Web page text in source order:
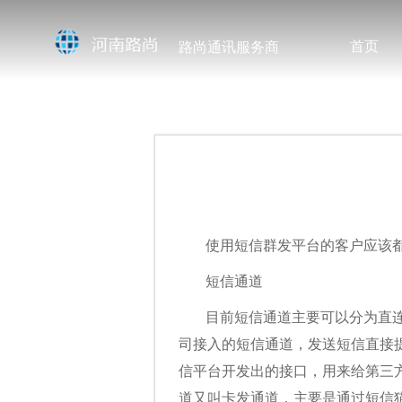
路尚通讯服务商 首页
使用短信群发平台的客户应该
短信通道
目前短信通道主要可以分为直
司接入的短信通道，发送短信直接
信平台开发出的接口，用来给第三
道又叫卡发通道，主要是通过短信